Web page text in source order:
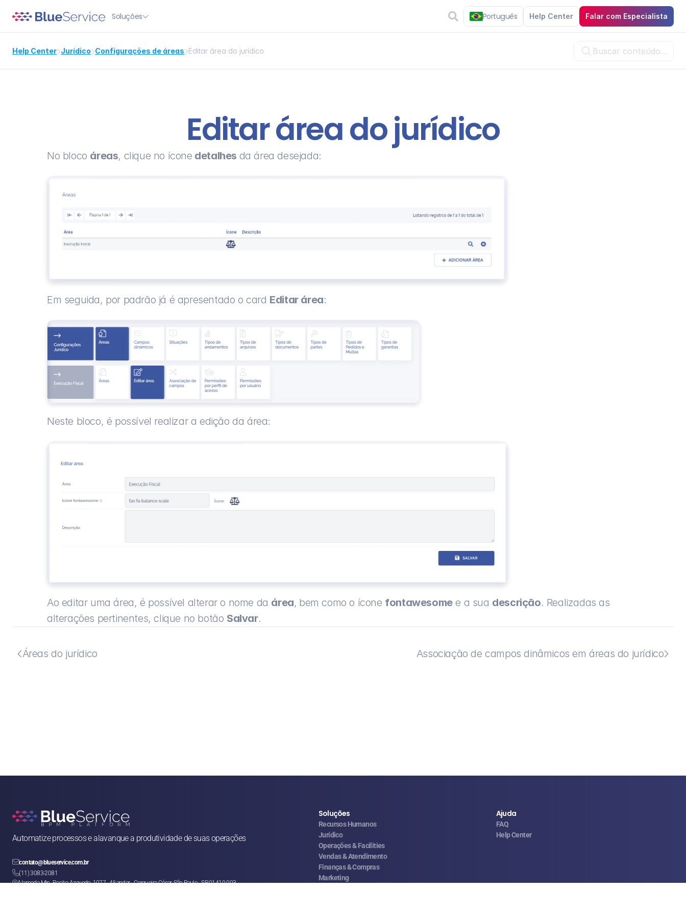
Soluções Português Help Center Falar com Especialista
Help CenterJurídicoConfigurações de áreasEditar área do jurídico  Buscar conteúdo…
Editar área do jurídico
No bloco áreas, clique no ícone detalhes da área desejada:
Em seguida, por padrão já é apresentado o card Editar área:
Neste bloco, é possível realizar a edição da área:
Ao editar uma área, é possível alterar o nome da área, bem como o ícone fontawesome e a sua descrição. Realizadas as
alterações pertinentes, clique no botão Salvar.
Áreas do jurídico Associação de campos dinâmicos em áreas do jurídico
Automatize processos e alavanque a produtividade de suas operações
contato@blueservice.com.br
(11) 3083-2081
Alameda Min. Rocha Azevedo, 1077 - 4º andar - Cerqueira César, São Paulo - SP, 01410-003
Soluções
Recursos Humanos
Jurídico
Operações & Facilities
Vendas & Atendimento
Finanças & Compras
Marketing
Ajuda
FAQ
Help Center